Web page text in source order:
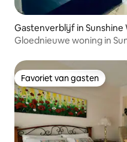
Gastenverblijf in Sunshine
Gloednieuwe woning in
Favoriet van gasten
Favoriet van gasten